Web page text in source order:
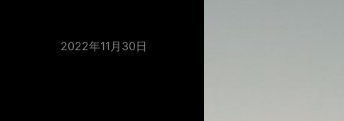
2022年11月30日